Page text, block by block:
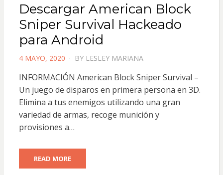
Descargar American Block
Sniper Survival Hackeado
para Android
POSTED
4 MAYO, 2020 BY LESLEY MARIANA
INFORMACIÓN American Block Sniper Survival –
Un juego de disparos en primera persona en 3D.
Elimina a tus enemigos utilizando una gran
variedad de armas, recoge munición y
provisiones a…
READ MORE